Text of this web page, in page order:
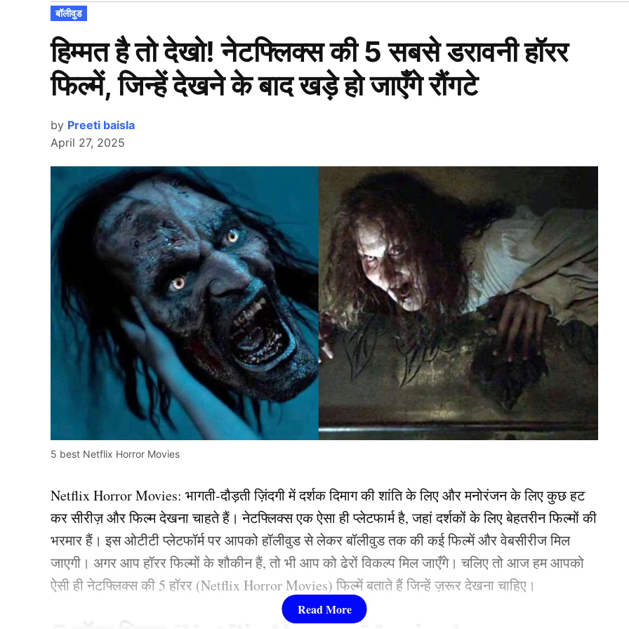
Open
POSTED
IN
बॉलीवुड
हिम्मत है तो देखो! नेटफ्लिक्स की 5 सबसे डरावनी हॉरर
फिल्में, जिन्हें देखने के बाद खड़े हो जाएँगे रौंगटे
by Preeti baisla
April 27, 2025
5 best Netflix Horror Movies
Netflix Horror Movies: भागती-दौड़ती ज़िंदगी में दर्शक दिमाग की शांति के लिए और मनोरंजन के लिए कुछ हट
कर सीरीज़ और फिल्म देखना चाहते हैं। नेटफ्लिक्स एक ऐसा ही प्लेटफार्म है, जहां दर्शकों के लिए बेहतरीन फिल्मों की
भरमार हैं। इस ओटीटी प्लेटफॉर्म पर आपको हॉलीवुड से लेकर बॉलीवुड तक की कई फिल्में और वेबसीरीज मिल
जाएगी। अगर आप हॉरर फिल्मों के शौकीन हैं, तो भी आप को ढेरों विकल्प मिल जाएँगे। चलिए तो आज हम आपको
ऐसी ही नेटफ्लिक्स की 5 हॉरर (Netflix Horror Movies) फिल्में बताते हैं जिन्हें ज़रूर देखना चाहिए।